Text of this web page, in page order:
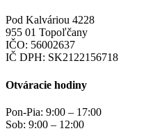
Pod Kalváriou 4228
955 01 Topoľčany
IČO: 56002637
IČ DPH: SK2122156718
Otváracie hodiny
Pon-Pia: 9:00 – 17:00
Sob: 9:00 – 12:00